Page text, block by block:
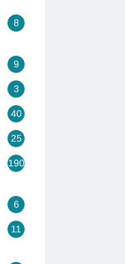
8
9
3
40
25
190
6
11